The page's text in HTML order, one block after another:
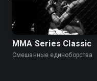
MMA Series Classic
Смешанные единоборства